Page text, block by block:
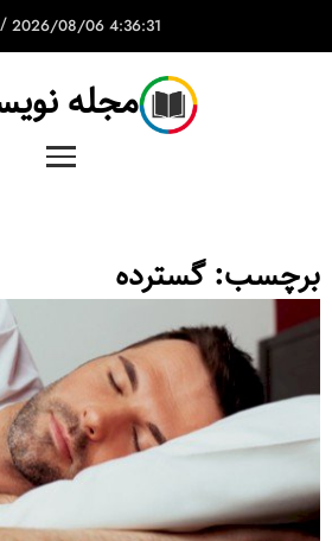
4:36:31 PM
/ 2026/08/06
مجله
برچسب:گسترده